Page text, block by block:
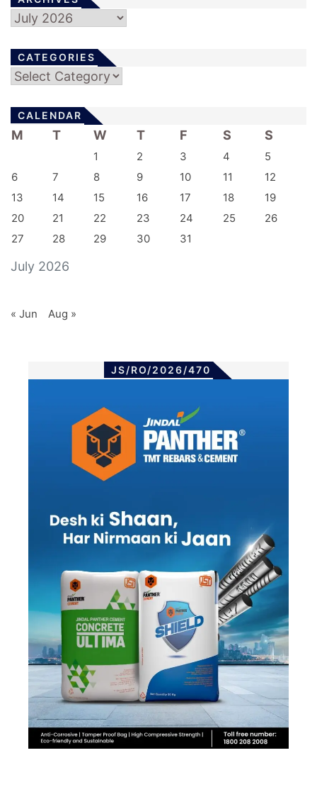
Archives
CATEGORIES
Categories
CALENDAR
July 2026
M T W T F S S
1 2 3 4
5
6
7 8 9 10 11
12
13
14 15 16 17 18
19
20
21 22 23 24 25
26
27
28 29 30 31
« Jun Aug »
JS/RO/2026/470